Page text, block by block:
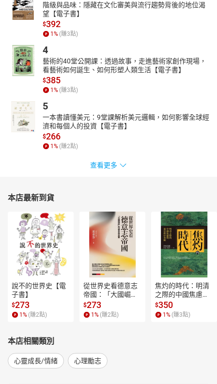
階級與品味：隱藏在文化審美與流行趨勢背後的地位渴
望【電子書】
$392
1 % (賺3點)
4
藝術的40堂公開課：透過故事，走進藝術家創作現場，
看藝術如何誕生、如何形塑人類生活【電子書】
$385
1 % (賺3點)
5
一本書讀懂美元：9堂課解析美元邏輯，如何影響全球經
濟和每個人的投資【電子書】
$266
1 % (賺2點)
查看更多
本店最新到貨
說不的世界史【電
子書】
$273
1 % (賺2點)
從世界史看德意志
帝國：「大國崛
起」的迷思與真實
【電子書】
$273
1 % (賺2點)
焦灼的時代：明清
之際的中國焦慮與
東亞秩序重組【電
子書】
$350
1 % (賺3點)
本店相關類別
心靈成長/情緒 心理勵志